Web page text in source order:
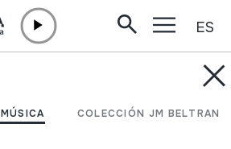
COLECCIÓN JM BELTRAN
ES